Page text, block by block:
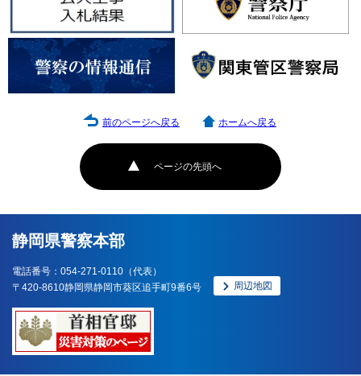
ページの先頭へ
前のページへ戻る ホームへ戻る
静岡県警察本部
電話番号：054-271-0110（代表）
〒420-8610静岡県静岡市葵区追手町9番6号
周辺地図